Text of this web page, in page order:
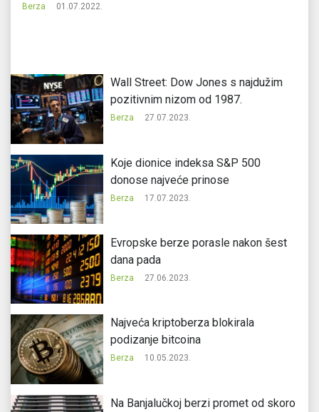
Berza 01.07.2022.
Wall Street: Dow Jones s najdužim
pozitivnim nizom od 1987.
Berza 27.07.2023.
Koje dionice indeksa S&P 500
donose najveće prinose
Berza 17.07.2023.
Evropske berze porasle nakon šest
dana pada
Berza 27.06.2023.
Najveća kriptoberza blokirala
podizanje bitcoina
Berza 10.05.2023.
Na Banjalučkoj berzi promet od skoro